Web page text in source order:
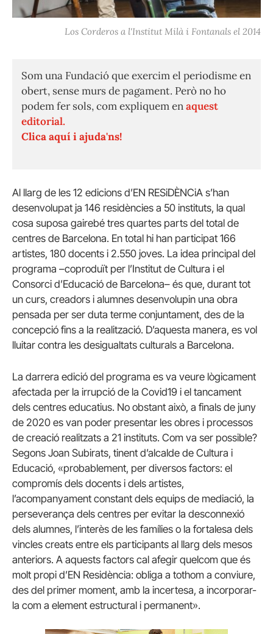
Los Corderos a l'Institut Milà i Fontanals el 2014
Som una Fundació que exercim el periodisme en
obert, sense murs de pagament. Però no ho
podem fer sols, com expliquem enaquest
editorial.
Clica aquí i ajuda'ns!
Al llarg de les 12 edicions d’EN RESiDÈNCiA s’han
desenvolupat ja 146 residències a 50 instituts, la qual
cosa suposa gairebé tres quartes parts del total de
centres de Barcelona. En total hi han participat 166
artistes, 180 docents i 2.550 joves. La idea principal del
programa –coproduït per l’Institut de Cultura i el
Consorci d’Educació de Barcelona– és que, durant tot
un curs, creadors i alumnes desenvolupin una obra
pensada per ser duta terme conjuntament, des de la
concepció fins a la realització. D’aquesta manera, es vol
lluitar contra les desigualtats culturals a Barcelona.
La darrera edició del programa es va veure lògicament
afectada per la irrupció de la Covid19 i el tancament
dels centres educatius. No obstant això, a finals de juny
de 2020 es van poder presentar les obres i processos
de creació realitzats a 21 instituts. Com va ser possible?
Segons Joan Subirats, tinent d’alcalde de Cultura i
Educació, «probablement, per diversos factors: el
compromís dels docents i dels artistes,
l’acompanyament constant dels equips de mediació, la
perseverança dels centres per evitar la desconnexió
dels alumnes, l’interès de les famílies o la fortalesa dels
vincles creats entre els participants al llarg dels mesos
anteriors. A aquests factors cal afegir quelcom que és
molt propi d’EN Residència: obliga a tothom a conviure,
des del primer moment, amb la incertesa, a incorporar-
la com a element estructural i permanent».